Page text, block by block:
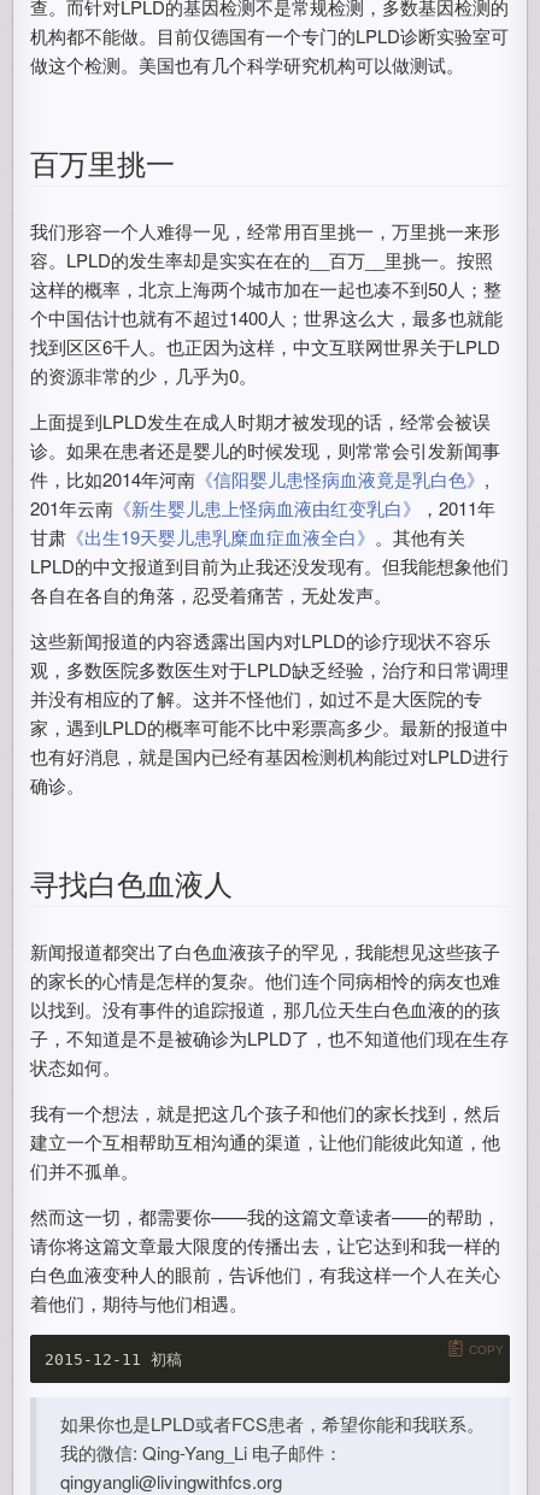
查。而针对LPLD的基因检测不是常规检测，多数基因检测的
机构都不能做。目前仅德国有一个专门的LPLD诊断实验室可
做这个检测。美国也有几个科学研究机构可以做测试。
百万里挑一
我们形容一个人难得一见，经常用百里挑一，万里挑一来形
容。LPLD的发生率却是实实在在的__百万__里挑一。按照
这样的概率，北京上海两个城市加在一起也凑不到50人；整
个中国估计也就有不超过1400人；世界这么大，最多也就能
找到区区6千人。也正因为这样，中文互联网世界关于LPLD
的资源非常的少，几乎为0。
上面提到LPLD发生在成人时期才被发现的话，经常会被误
诊。如果在患者还是婴儿的时候发现，则常常会引发新闻事
件，比如2014年河南 《信阳婴儿患怪病血液竟是乳白色》 ,
201年云南 《新生婴儿患上怪病血液由红变乳白》
，2011年
甘肃 《出生19天婴儿患乳糜血症血液全白》 。其他有关
LPLD的中文报道到目前为止我还没发现有。但我能想象他们
各自在各自的角落，忍受着痛苦，无处发声。
这些新闻报道的内容透露出国内对LPLD的诊疗现状不容乐
观，多数医院多数医生对于LPLD缺乏经验，治疗和日常调理
并没有相应的了解。这并不怪他们，如过不是大医院的专
家，遇到LPLD的概率可能不比中彩票高多少。最新的报道中
也有好消息，就是国内已经有基因检测机构能过对LPLD进行
确诊。
寻找白色血液人
新闻报道都突出了白色血液孩子的罕见，我能想见这些孩子
的家长的心情是怎样的复杂。他们连个同病相怜的病友也难
以找到。没有事件的追踪报道，那几位天生白色血液的的孩
子，不知道是不是被确诊为LPLD了，也不知道他们现在生存
状态如何。
我有一个想法，就是把这几个孩子和他们的家长找到，然后
建立一个互相帮助互相沟通的渠道，让他们能彼此知道，他
们并不孤单。
然而这一切，都需要你——我的这篇文章读者——的帮助，
请你将这篇文章最大限度的传播出去，让它达到和我一样的
白色血液变种人的眼前，告诉他们，有我这样一个人在关心
着他们，期待与他们相遇。
COPY
如果你也是LPLD或者FCS患者，希望你能和我联系。
我的微信: Qing-Yang_Li 电子邮件：
qingyangli@livingwithfcs.org